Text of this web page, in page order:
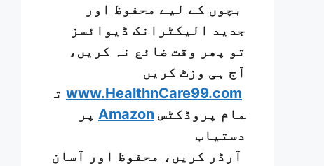
بچوں کے لیے محفوظ اور
جدید الیکٹرانک ڈیوائسز
تو پھر وقت ضائع نہ کریں،
آج ہی وزٹ کریں
www.HealthnCare99.com ت
مام پروڈکٹس Amazon پر
دستیاب
آرڈر کریں، محفوظ اور آسان